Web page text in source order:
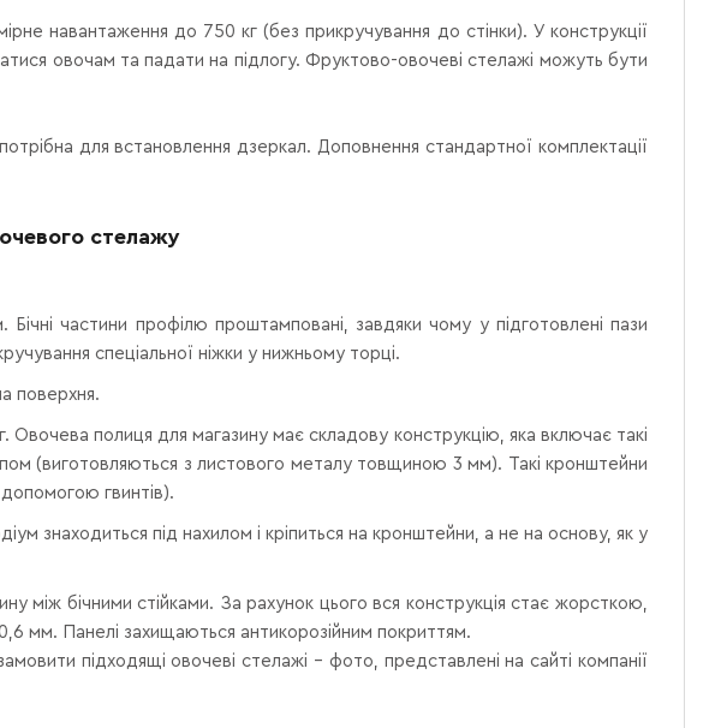
навантаження до 750 кг (без прикручування до стінки). У конструкції
овочам та падати на підлогу. Фруктово-овочеві стелажі можуть бути
для встановлення дзеркал. Доповнення стандартної комплектації
стелажу
частини профілю проштамповані, завдяки чому у підготовлені пази
спеціальної ніжки у нижньому торці.
поверхня.
полиця для магазину має складову конструкцію, яка включає такі
(виготовляються з листового металу товщиною 3 мм). Такі кронштейни
гвинтів).
знаходиться під нахилом і кріпиться на кронштейни, а не на основу, як у
між бічними стійками. За рахунок цього вся конструкція стає жорсткою,
мм. Панелі захищаються антикорозійним покриттям.
підходящі овочеві стелажі – фото, представлені на сайті компанії